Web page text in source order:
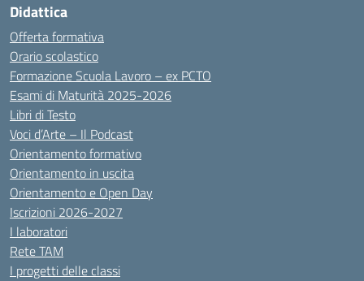
Didattica
Offerta formativa
Orario scolastico
Formazione Scuola Lavoro – ex PCTO
Esami di Maturità 2025-2026
Libri di Testo
Voci d’Arte – Il Podcast
Orientamento formativo
Orientamento in uscita
Orientamento e Open Day
Iscrizioni 2026-2027
I laboratori
Rete TAM
I progetti delle classi